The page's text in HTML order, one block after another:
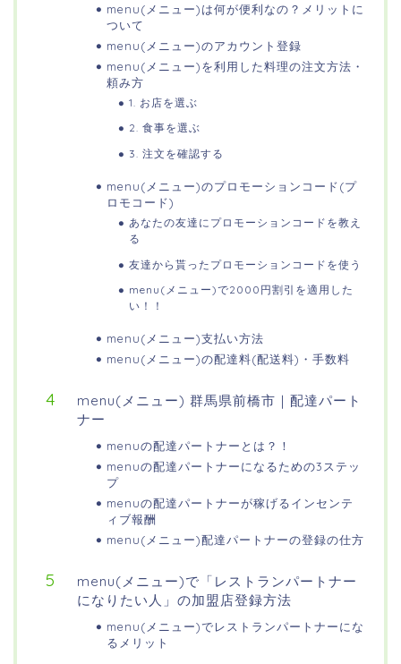
menu(メニュー)は何が便利なの？メリットに
ついて
menu(メニュー)のアカウント登録
menu(メニュー)を利用した料理の注文方法・
頼み方
1. お店を選ぶ
2. 食事を選ぶ
3. 注文を確認する
menu(メニュー)のプロモーションコード(プ
ロモコード)
あなたの友達にプロモーションコードを教え
る
友達から貰ったプロモーションコードを使う
menu(メニュー)で2000円割引を適用した
い！！
menu(メニュー)支払い方法
menu(メニュー)の配達料(配送料)・手数料
menu(メニュー) 群馬県前橋市｜配達パート
ナー
menuの配達パートナーとは？！
menuの配達パートナーになるための3ステッ
プ
menuの配達パートナーが稼げるインセンテ
ィブ報酬
menu(メニュー)配達パートナーの登録の仕方
menu(メニュー)で「レストランパートナー
になりたい人」の加盟店登録方法
menu(メニュー)でレストランパートナーにな
るメリット